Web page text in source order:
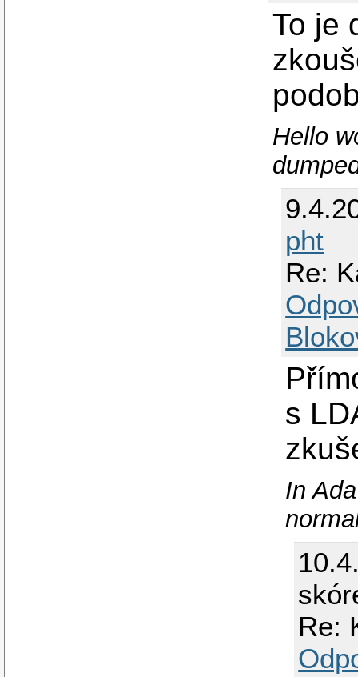
To je
Hello
pht
Re:
s
In
Re: